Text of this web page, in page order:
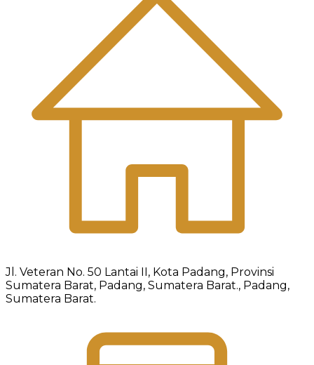
Jl. Veteran No. 50 Lantai II, Kota Padang, Provinsi
Sumatera Barat, Padang, Sumatera Barat., Padang,
Sumatera Barat.